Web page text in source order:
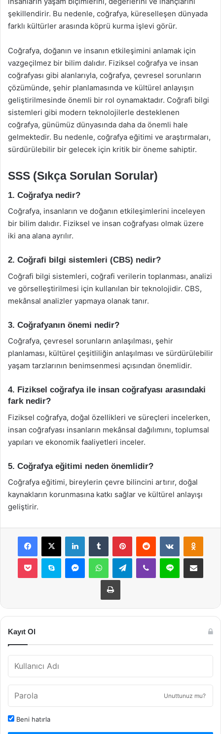
şekillendirir. Bu nedenle, coğrafya, küreselleşen dünyada
farklı kültürler arasında köprü kurma işlevi görür.
Coğrafya, doğanın ve insanın etkileşimini anlamak için
vazgeçilmez bir bilim dalıdır. Fiziksel coğrafya ve insan
coğrafyası gibi alanlarıyla, coğrafya, çevresel sorunların
çözümünde, şehir planlamasında ve kültürel anlayışın
geliştirilmesinde önemli bir rol oynamaktadır. Coğrafi bilgi
sistemleri gibi modern teknolojilerle desteklenen
coğrafya, günümüz dünyasında daha da önemli hale
gelmektedir. Bu nedenle, coğrafya eğitimi ve araştırmaları,
sürdürülebilir bir gelecek için kritik bir öneme sahiptir.
SSS (Sıkça Sorulan Sorular)
1. Coğrafya nedir?
Coğrafya, insanların ve doğanın etkileşimlerini inceleyen
bir bilim dalıdır. Fiziksel ve insan coğrafyası olmak üzere
iki ana alana ayrılır.
2. Coğrafi bilgi sistemleri (CBS) nedir?
Coğrafi bilgi sistemleri, coğrafi verilerin toplanması, analizi
ve görselleştirilmesi için kullanılan bir teknolojidir. CBS,
mekânsal analizler yapmaya olanak tanır.
3. Coğrafyanın önemi nedir?
Coğrafya, çevresel sorunların anlaşılması, şehir
planlaması, kültürel çeşitliliğin anlaşılması ve sürdürülebilir
yaşam tarzlarının benimsenmesi açısından önemlidir.
4. Fiziksel coğrafya ile insan coğrafyası arasındaki
fark nedir?
Fiziksel coğrafya, doğal özellikleri ve süreçleri incelerken,
insan coğrafyası insanların mekânsal dağılımını, toplumsal
yapıları ve ekonomik faaliyetleri inceler.
5. Coğrafya eğitimi neden önemlidir?
Coğrafya eğitimi, bireylerin çevre bilincini artırır, doğal
kaynakların korunmasına katkı sağlar ve kültürel anlayışı
geliştirir.
Facebook
X LinkedInTumblr PinterestReddit VKontakte
Pocket Skype MessengerWhatsAppTelegramViber Line E-Posta ile
Yazdır
Kayıt Ol
Unuttunuz mu?
Beni hatırla